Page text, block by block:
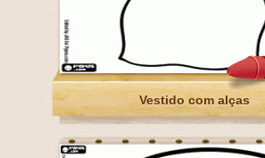
Vestido com alças